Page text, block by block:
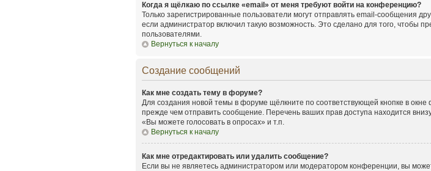
Когда я щёлкаю по ссылке «email» от меня требуют войти на конференцию?
Только зарегистрированные пользователи могут отправлять email-сообщения
если администратор включил такую возможность. Это сделано для того, чтобы
пользователями.
Вернуться к началу
Создание сообщений
Как мне создать тему в форуме?
Для создания новой темы в форуме щёлкните по соответствующей кнопке в
прежде чем отправить сообщение. Перечень ваших прав доступа находится
«Вы можете голосовать в опросах» и т.п.
Вернуться к началу
Как мне отредактировать или удалить сообщение?
Если вы не являетесь администратором или модератором конференции, вы